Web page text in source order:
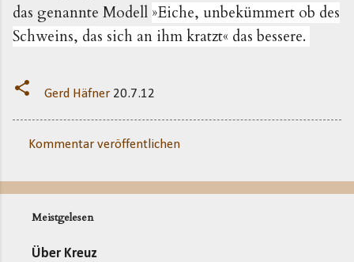
das genannte Modell »Eiche, unbekümmert ob des
Schweins, das sich an ihm kratzt« das bessere.
Gerd Häfner 20.7.12
o
e
Kommentar veröffentlichen
Meistgelesen
Über Kreuz